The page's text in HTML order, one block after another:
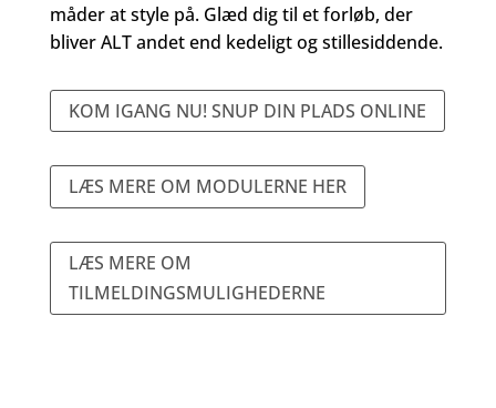
måder at style på. Glæd dig til et forløb, der
bliver ALT andet end kedeligt og stillesiddende.
KOM IGANG NU! SNUP DIN PLADS ONLINE
LÆS MERE OM MODULERNE HER
LÆS MERE OM
TILMELDINGSMULIGHEDERNE